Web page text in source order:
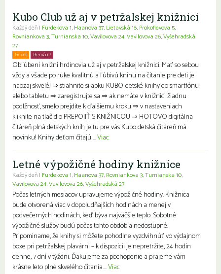
Kubo Club už aj v petržalskej knižnici
Každý deň | Furdekova 1, Haanova 37, Lietavská 16, Prokofievova 5,
Rovniankova 3,Turnianska 10,Vavilovova 24,Vavilovova 26,Vyšehradská
27
Pre deti Pre mládež
Obľúbení knižní hrdinovia už aj v petržalskej knižnici. Mať so sebou
vždy a všade po ruke kvalitnú a ľúbivú knihu na čítanie pre deti je
naozaj skvelé! ⇒ stiahnite si apku KUBO-detské knihy do smartfónu
alebo tabletu ⇒ zaregistrujte sa ⇒ ak nemáte v knižnici žiadnu
podlžnosť, smelo prejdite k ďalšiemu kroku ⇒ v nastaveniach
kliknite na tlačidlo PREPOJIŤ S KNIŽNICOU ⇒ HOTOVO digitálna
čitáreň plná detských kníh je tu pre vás Kubo detská čitáreň má
novinku! Knihy deťom čítajú ...Viac
Letné výpožičné hodiny knižnice
Každý deň | Furdekova 1, Haanova 37, Rovniankova 3,Turnianska 10,
Vavilovova 24,Vavilovova 26,Vyšehradská 27
Počas letných mesiacov upravujeme výpožičné hodiny. Knižnica
bude otvorená viac v dopoludňajších hodinách a menej v
podvečerných hodinách, keď býva najväčšie teplo. Sobotné
výpožičné služby budú počas tohto obdobia nedostupné.
Pripomíname, že knihy si môžete pohodlne vyzdvihnúť vo výdajnom
boxe pri petržalskej plavárni – k dispozícii je nepretržite, 24 hodín
denne, 7 dní v týždni. Ďakujeme za pochopenie a prajeme vám
krásne leto plné skvelého čítania....Viac